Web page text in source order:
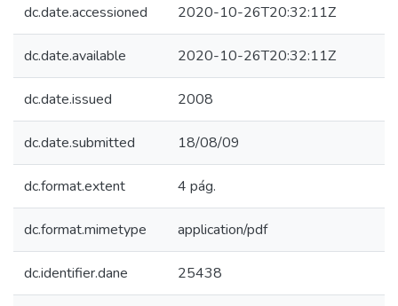
dc.date.accessioned 2020-10-26T20:32:11Z
dc.date.available 2020-10-26T20:32:11Z
dc.date.issued 2008
dc.date.submitted 18/08/09
dc.format.extent 4 pág.
dc.format.mimetype application/pdf
dc.identifier.dane 25438